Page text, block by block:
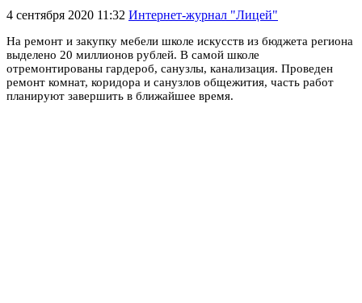
4 сентября 2020 11:32 Интернет-журнал "Лицей"
На ремонт и закупку мебели школе искусств из бюджета региона
выделено 20 миллионов рублей. В самой школе
отремонтированы гардероб, санузлы, канализация. Проведен
ремонт комнат, коридора и санузлов общежития, часть работ
планируют завершить в ближайшее время.